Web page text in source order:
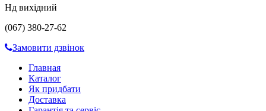
Нд вихідний
(067) 380-27-62
Замовити дзвінок
Главная
Каталог
Як придбати
Доставка